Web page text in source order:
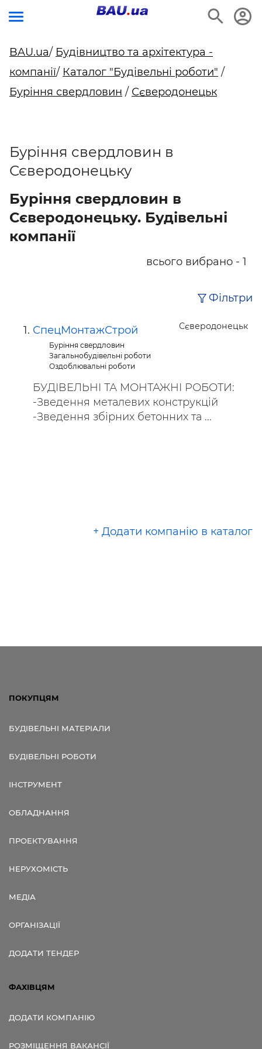
BAU.ua/ Будівництво та архітектура -
компанії/ Каталог "Будівельні роботи" /
Буріння свердловин / Сєверодонецьк
Буріння свердловин в
Сєверодонецьку
Буріння свердловин в
Сєверодонецьку. Будівельні
компанії
всього вибрано - 1
Фільтри
Сєверодонецьк
СпецМонтажСтрой
Буріння свердловин
Загальнобудівельні роботи
Оздоблювальні роботи
БУДІВЕЛЬНІ ТА МОНТАЖНІ РОБОТИ:
-Зведення металевих конструкцій
-Зведення збірних бетонних та ...
+ Додати компанію в каталог
ПОКУПЦЯМ
БУДІВЕЛЬНІ МАТЕРІАЛИ
БУДІВЕЛЬНІ РОБОТИ
ІНСТРУМЕНТ
ОБЛАДНАННЯ
ПРОЕКТУВАННЯ
НЕРУХОМІСТЬ
МЕДІА
ОРГАНІЗАЦІЇ
ДОДАТИ ТЕНДЕР
ФАХІВЦЯМ
ДОДАТИ КОМПАНІЮ
РОЗМІЩЕННЯ ВАКАНСІЇ